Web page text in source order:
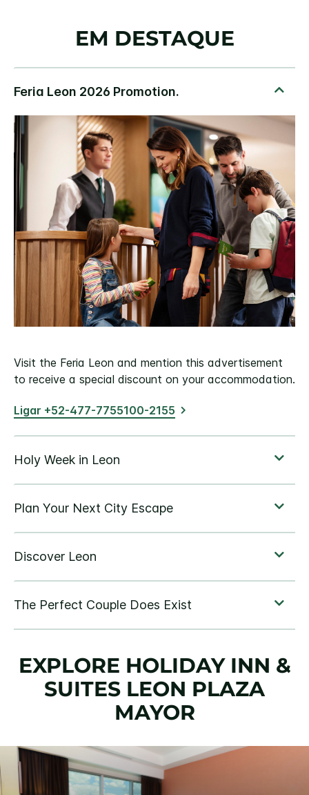
EM DESTAQUE
Visit the Feria Leon and mention this advertisement
to receive a special discount on your accommodation.
Ligar +52-477-7755100-2155
EXPLORE HOLIDAY INN &
SUITES LEON PLAZA
MAYOR